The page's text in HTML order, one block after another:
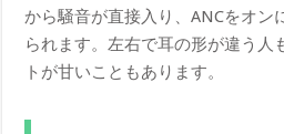
から騒音が直接入り、ANCをオン
られます。左右で耳の形が違う人
トが甘いこともあります。